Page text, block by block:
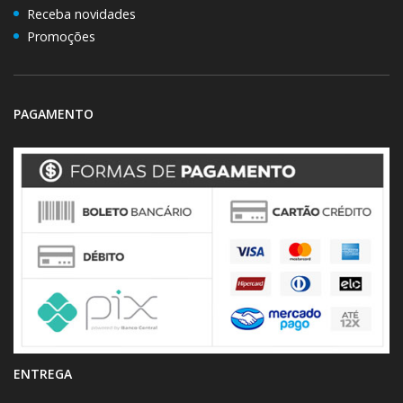
Receba novidades
Promoções
PAGAMENTO
ENTREGA